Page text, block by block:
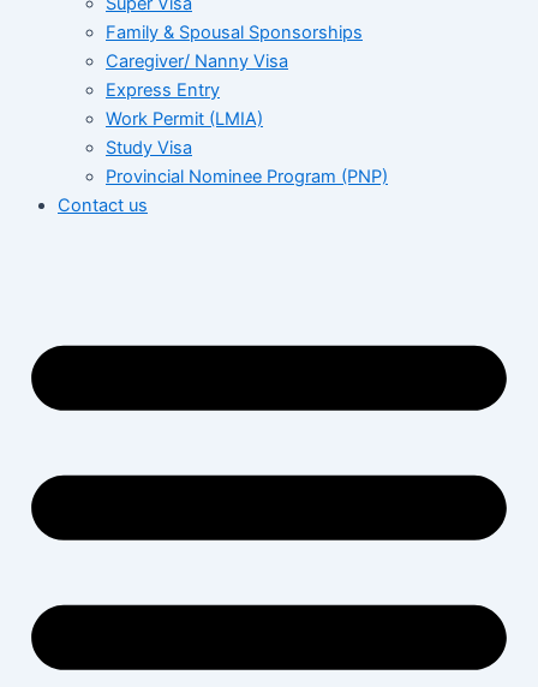
Family & Spousal Sponsorships
Caregiver/ Nanny Visa
Express Entry
Work Permit (LMIA)
Study Visa
Provincial Nominee Program (PNP)
Contact us